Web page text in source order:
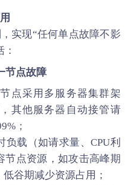
实现“任何单点故障不影
节点故障
点采用多服务器集群架
其他服务器自动接管请
；
负载（如请求量、CPU利
节点资源，如攻击高峰期
谷期减少资源占用；